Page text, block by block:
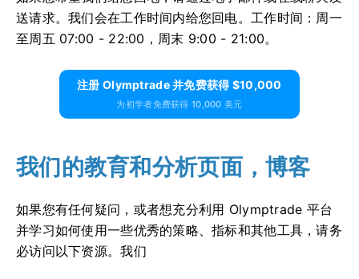
送请求。我们会在工作时间内给您回电。工作时间：周一
至周五 07:00 - 22:00，周末 9:00 - 21:00。
注册 Olymptrade 并免费获得 $10,000
为初学者免费获得 10,000 美元
我们的教育和分析页面，博客
如果您有任何疑问，或者想充分利用 Olymptrade 平台
并学习如何使用一些优秀的策略、指标和其他工具，请务
必访问以下资源。我们